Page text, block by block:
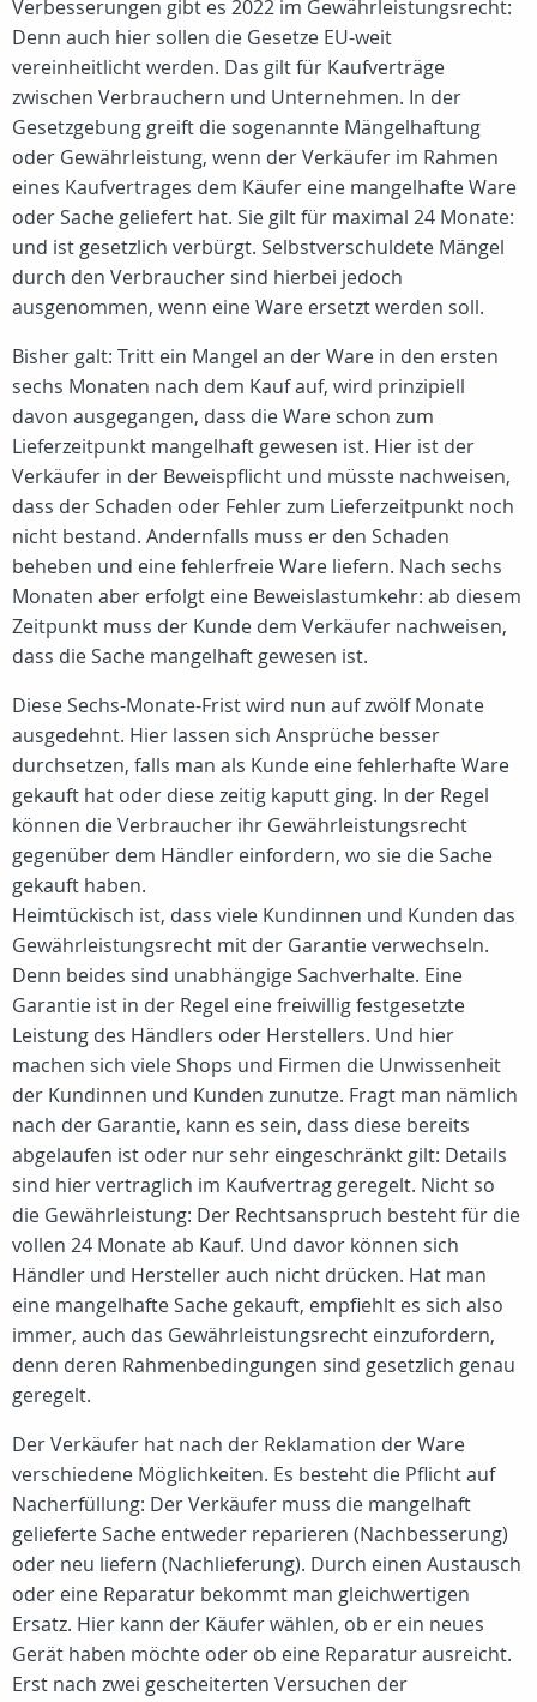
Verbesserungen gibt es 2022 im Gewährleistungsrecht:
Denn auch hier sollen die Gesetze EU-weit
vereinheitlicht werden. Das gilt für Kaufverträge
zwischen Verbrauchern und Unternehmen. In der
Gesetzgebung greift die sogenannte Mängelhaftung
oder Gewährleistung, wenn der Verkäufer im Rahmen
eines Kaufvertrages dem Käufer eine mangelhafte Ware
oder Sache geliefert hat. Sie gilt für maximal 24 Monate:
und ist gesetzlich verbürgt. Selbstverschuldete Mängel
durch den Verbraucher sind hierbei jedoch
ausgenommen, wenn eine Ware ersetzt werden soll.
Bisher galt: Tritt ein Mangel an der Ware in den ersten
sechs Monaten nach dem Kauf auf, wird prinzipiell
davon ausgegangen, dass die Ware schon zum
Lieferzeitpunkt mangelhaft gewesen ist. Hier ist der
Verkäufer in der Beweispflicht und müsste nachweisen,
dass der Schaden oder Fehler zum Lieferzeitpunkt noch
nicht bestand. Andernfalls muss er den Schaden
beheben und eine fehlerfreie Ware liefern. Nach sechs
Monaten aber erfolgt eine Beweislastumkehr: ab diesem
Zeitpunkt muss der Kunde dem Verkäufer nachweisen,
dass die Sache mangelhaft gewesen ist.
Diese Sechs-Monate-Frist wird nun auf zwölf Monate
ausgedehnt. Hier lassen sich Ansprüche besser
durchsetzen, falls man als Kunde eine fehlerhafte Ware
gekauft hat oder diese zeitig kaputt ging. In der Regel
können die Verbraucher ihr Gewährleistungsrecht
gegenüber dem Händler einfordern, wo sie die Sache
gekauft haben.
Heimtückisch ist, dass viele Kundinnen und Kunden das
Gewährleistungsrecht mit der Garantie verwechseln.
Denn beides sind unabhängige Sachverhalte. Eine
Garantie ist in der Regel eine freiwillig festgesetzte
Leistung des Händlers oder Herstellers. Und hier
machen sich viele Shops und Firmen die Unwissenheit
der Kundinnen und Kunden zunutze. Fragt man nämlich
nach der Garantie, kann es sein, dass diese bereits
abgelaufen ist oder nur sehr eingeschränkt gilt: Details
sind hier vertraglich im Kaufvertrag geregelt. Nicht so
die Gewährleistung: Der Rechtsanspruch besteht für die
vollen 24 Monate ab Kauf. Und davor können sich
Händler und Hersteller auch nicht drücken. Hat man
eine mangelhafte Sache gekauft, empfiehlt es sich also
immer, auch das Gewährleistungsrecht einzufordern,
denn deren Rahmenbedingungen sind gesetzlich genau
geregelt.
Der Verkäufer hat nach der Reklamation der Ware
verschiedene Möglichkeiten. Es besteht die Pflicht auf
Nacherfüllung: Der Verkäufer muss die mangelhaft
gelieferte Sache entweder reparieren (Nachbesserung)
oder neu liefern (Nachlieferung). Durch einen Austausch
oder eine Reparatur bekommt man gleichwertigen
Ersatz. Hier kann der Käufer wählen, ob er ein neues
Gerät haben möchte oder ob eine Reparatur ausreicht.
Erst nach zwei gescheiterten Versuchen der